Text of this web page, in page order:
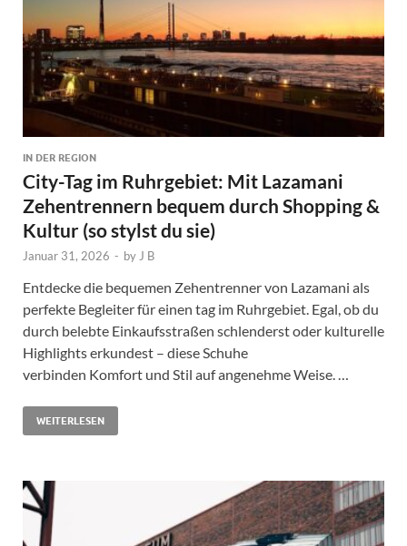
IN DER REGION
City-Tag im Ruhrgebiet: Mit Lazamani
Zehentrennern bequem durch Shopping &
Kultur (so stylst du sie)
Januar 31, 2026 - byJ B
Entdecke die bequemen Zehentrenner von Lazamani als
perfekte Begleiter für einen tag im Ruhrgebiet. Egal, ob du
durch belebte Einkaufsstraßen schlenderst oder kulturelle
Highlights erkundest – diese Schuhe
verbinden Komfort und Stil auf angenehme Weise. …
WEITERLESEN